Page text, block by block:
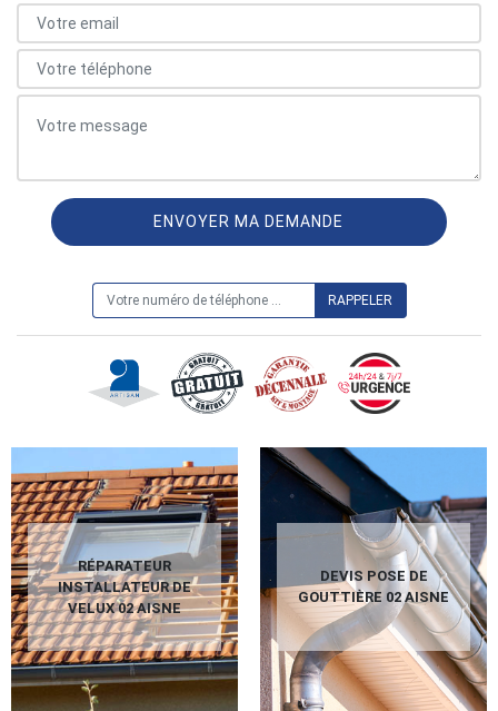
RÉPARATEUR
INSTALLATEUR DE
VELUX 02 AISNE
DEVIS POSE DE
GOUTTIÈRE 02 AISNE